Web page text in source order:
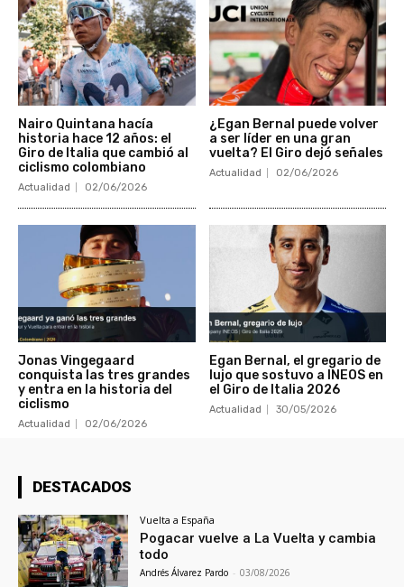
Nairo Quintana hacía
historia hace 12 años: el
Giro de Italia que cambió al
ciclismo colombiano
Actualidad 02/06/2026
¿Egan Bernal puede volver
a ser líder en una gran
vuelta? El Giro dejó señales
Actualidad 02/06/2026
Jonas Vingegaard
conquista las tres grandes
y entra en la historia del
ciclismo
Actualidad 02/06/2026
Egan Bernal, el gregario de
lujo que sostuvo a INEOS en
el Giro de Italia 2026
Actualidad 30/05/2026
DESTACADOS
Vuelta a España
Pogacar vuelve a La Vuelta y cambia
todo
Andrés Álvarez Pardo - 03/08/2026